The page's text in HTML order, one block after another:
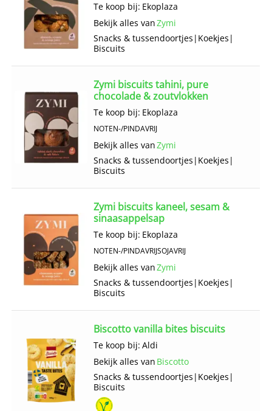
Te koop bij: Ekoplaza
Bekijk alles vanZymi
Snacks & tussendoortjes | Koekjes |
Biscuits
Zymi biscuits tahini, pure
chocolade & zoutvlokken
Te koop bij: Ekoplaza
NOTEN-/PINDAVRIJ
Bekijk alles vanZymi
Snacks & tussendoortjes | Koekjes |
Biscuits
Zymi biscuits kaneel, sesam &
sinaasappelsap
Te koop bij: Ekoplaza
NOTEN-/PINDAVRIJSOJAVRIJ
Bekijk alles vanZymi
Snacks & tussendoortjes | Koekjes |
Biscuits
Biscotto vanilla bites biscuits
Te koop bij: Aldi
Bekijk alles van Biscotto
Snacks & tussendoortjes | Koekjes |
Biscuits